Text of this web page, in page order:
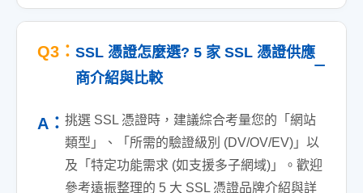
Q3： SSL 憑證怎麼選? 5 家 SSL 憑證供應
商介紹與比較
A： 挑選 SSL 憑證時，建議綜合考量您的「網站
類型」、「所需的驗證級別 (DV/OV/EV)」以
及「特定功能需求 (如支援多子網域)」。歡迎
參考遠振整理的 5 大 SSL 憑證品牌介紹與詳